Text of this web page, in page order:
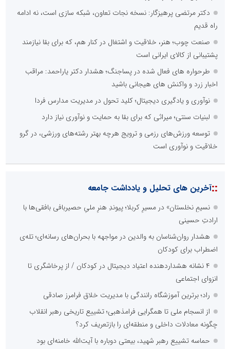
دکتر مرتضی پرهیزگار: نسخه نجات تعاون، شبکه سازی است، نه ادامه
راه قدیم
صنعت چوب؛ هنر، خلاقیت و اشتغال در کنار هم، که برای بقا نیازمند
پشتیبانی از کالای ایرانی است
طرحواره های فعال شده در پساجنگ؛ هشدار دکتر یاراحمد: مراقب
اخبار زرد و واکنش های هیجانی باشید
نوآوری و یادگیری دیجیتال؛ کلید تحول در مدیریت مدارس فردا
لبنیات سنتی؛ میراثی که برای بقا به حمایت و نوآوری نیاز دارد
توسعه ورزش‌های رزمی و ترویج هرچه بهتر رشته‌های ورزشی، در گرو
خلاقیت و نوآوری است
::آخرین های تحلیل و یادداشت جامعه
نسیمِ نخلستان» در مسیرِ کربلا؛ پیوندِ هنرِ ملیِ حصیربافی بافقی‌ها با
ارادتِ حسینی
هشدار روان‌شناسان به والدین در مواجهه با بحران‌های رسانه‌ای؛ تله‌ی
اضطراب برای کودکان
۴ نشانه هشداردهنده اعتیاد دیجیتال در کودکان / از پرخاشگری تا
انزوای اجتماعی
راد؛ برترین آموزشگاه رانندگی با مدیریت خلاق فرامرز صادقی
از انسجام ملی تا همگرایی فرامذهبی؛ تشییع تاریخی رهبر انقلاب
چگونه معادلات داخلی و منطقه‌ای را بازتعریف کرد؟
حماسه تشییع رهبر شهید، بیعتی دوباره با آیت‌الله خامنه‌ای بود